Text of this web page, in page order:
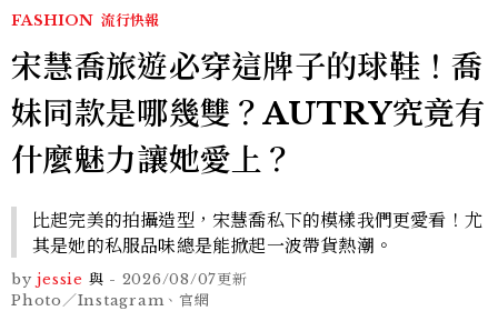
FASHION 流行快報
宋慧喬旅遊必穿這牌子的球鞋！喬
妹同款是哪幾雙？AUTRY究竟有
什麼魅力讓她愛上？
比起完美的拍攝造型，宋慧喬私下的模樣我們更愛看！尤
其是她的私服品味總是能掀起一波帶貨熱潮。
by jessie 與 - 2026/08/07更新
Photo／Instagram、官網